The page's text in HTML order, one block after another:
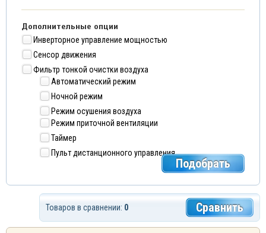
Дополнительные опции
Инверторное управление мощностью
Сенсор движения
Фильтр тонкой очистки воздуха
Автоматический режим
Ночной режим
Режим осушения воздуха
Режим приточной вентиляции
Таймер
Пульт дистанционного управления
Подобрать
Сравнить
Товаров в сравнении: 0